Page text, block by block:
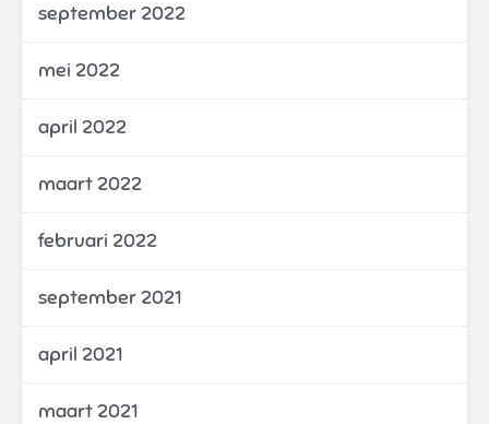
september 2022
mei 2022
april 2022
maart 2022
februari 2022
september 2021
april 2021
maart 2021